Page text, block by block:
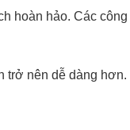
hoàn hảo. Các
trở nên dễ dàng hơn.